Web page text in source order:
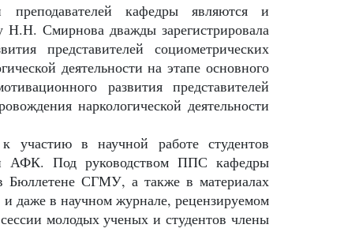
преподавателей кафедры являются и
Н.Н. Смирнова дважды зарегистрировала
представителей социометрических
деятельности на этапе основного
развития представителей
наркологической деятельности
участию в научной работе студентов
и АФК. Под руководством ППС кафедры
Бюллетене СГМУ, а также в материалах
даже в научном журнале, рецензируемом
молодых ученых и студентов члены